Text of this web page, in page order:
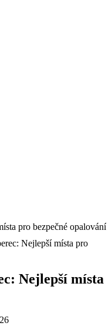
Nejlepší místa pro
Nejlepší místa